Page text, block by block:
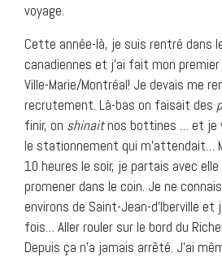
voyage.
Cette année-là, je suis rentré dans
canadiennes et j’ai fait mon
Ville-Marie/Montréal! Je devais me
recrutement. Là-bas on faisait des
finir, on shinaitnos bottines … et je
le stationnement qui m’attendait…
10 heures le soir, je partais avec
promener dans le coin. Je ne
environs de Saint-Jean-d’Iberville et
fois… Aller rouler sur le bord du
Depuis ça n’a jamais arrêté. J’ai